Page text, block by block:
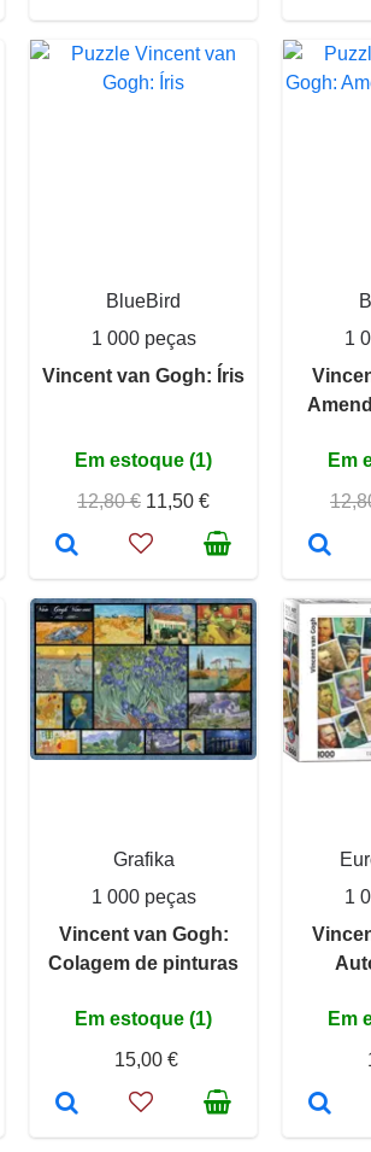
BlueBird
1 000 peças
Vincent van Gogh: Íris
Em estoque (1)
12,80 € 11,50 €
1
Em
Grafika
1 000 peças
Vincent van Gogh:
Colagem de pinturas
Em estoque (1)
15,00 €
1
Em